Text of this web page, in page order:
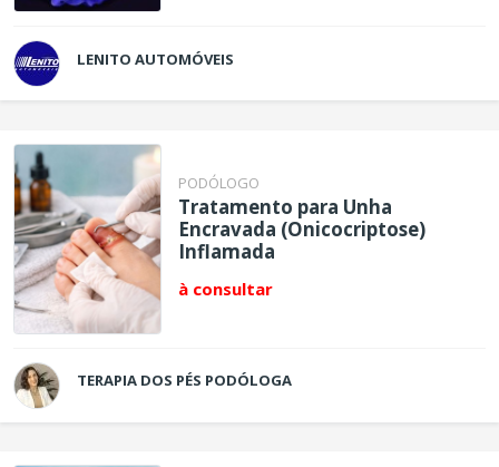
LENITO AUTOMÓVEIS
PODÓLOGO
Tratamento para Unha
Encravada (Onicocriptose)
Inflamada
à consultar
TERAPIA DOS PÉS PODÓLOGA